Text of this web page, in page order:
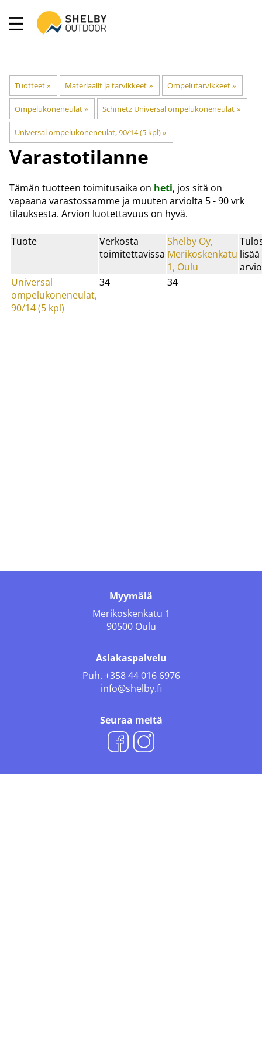
Tuotteet‪» Materiaalit ja tarvikkeet ‪» Ompelutarvikkeet‪»
Ompelukoneneulat‪» Schmetz Universal ompelukoneneulat ‪»
Universal ompelukoneneulat, 90/14 (5 kpl)‪»
Varastotilanne
Tämän tuotteen toimitusaika on heti, jos sitä on
vapaana varastossamme ja muuten arviolta 5 - 90 vrk
tilauksesta. Arvion luotettavuus on hyvä.
Tuote
Verkosta
toimitettavissa
Shelby Oy,
Merikoskenkatu
1, Oulu
lisää
Universal
ompelukoneneulat,
90/14 (5 kpl)
34 34
Myymälä
Merikoskenkatu 1
90500 Oulu
Asiakaspalvelu
Puh. +358 44 016 6976
info@shelby.fi
Seuraa meitä